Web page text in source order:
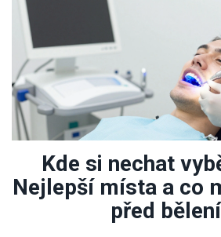
Kde si nechat
Nejlepší místa a co
před